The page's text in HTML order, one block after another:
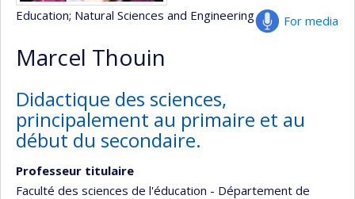
For media
Education; Natural Sciences and Engineering
Marcel Thouin
Didactique des sciences,
principalement au primaire et au
début du secondaire.
Professeur titulaire
Faculté des sciences de l'éducation - Département de